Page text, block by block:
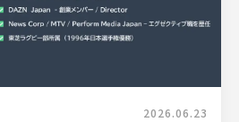
2026.06.23